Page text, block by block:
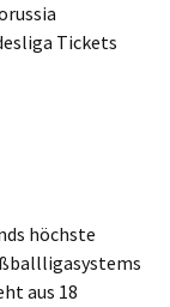
Tickets
höchste
aus 18